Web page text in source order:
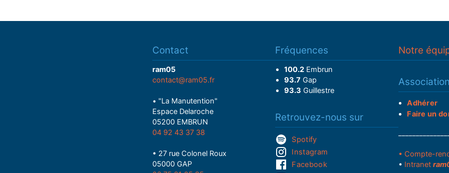
Contact
ram05
contact@ram05.fr
• "La Manutention"
Espace Delaroche
05200 EMBRUN
04 92 43 37 38
• 27 rue Colonel Roux
05000 GAP
Fréquences
100.2Embrun
93.7 Gap
93.3 Guillestre
Retrouvez-nous sur
Spotify
Instagram
Facebook
Notre
Association
Adhérer
Faire un
• Compte-
• Intranet